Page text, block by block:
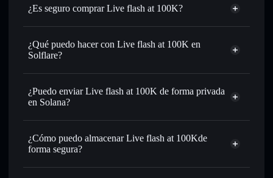
¿Es seguro comprar Live flash at 100K?
Live flash at 100K no está verificado
¿Qué puedo hacer con Live flash at 100K en
Solflare?
Live flash at 100K
cartera de Solflare
Intercambiar al instante: operar con FLASH@100K para
SOL, USDC o miles de otros tokens de Solana con
disponible
Establecer órdenes límite : automatizar las operaciones en
tu precio objetivo para FLASH@100K
Utilizar DCA: promedio de coste en dólares en
¿Puedo enviar Live flash at 100K de forma privada
en Solana?
agregador de privacidad
¿Cómo puedo almacenar Live flash at 100Kde
forma segura?
Live flash at 100K